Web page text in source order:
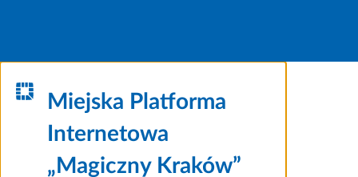
Miejska Platforma
Internetowa
„Magiczny Kraków”